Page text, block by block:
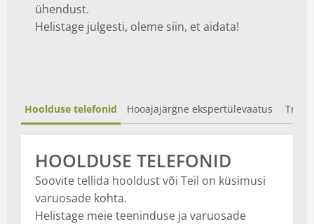
ühendust.
Helistage julgesti, oleme siin, et aidata!
Hoolduse telefonid Hooajajärgne ekspertülevaatus
HOOLDUSE TELEFONID
Soovite tellida hooldust või Teil on küsimusi
varuosade kohta.
Helistage meie teeninduse ja varuosade